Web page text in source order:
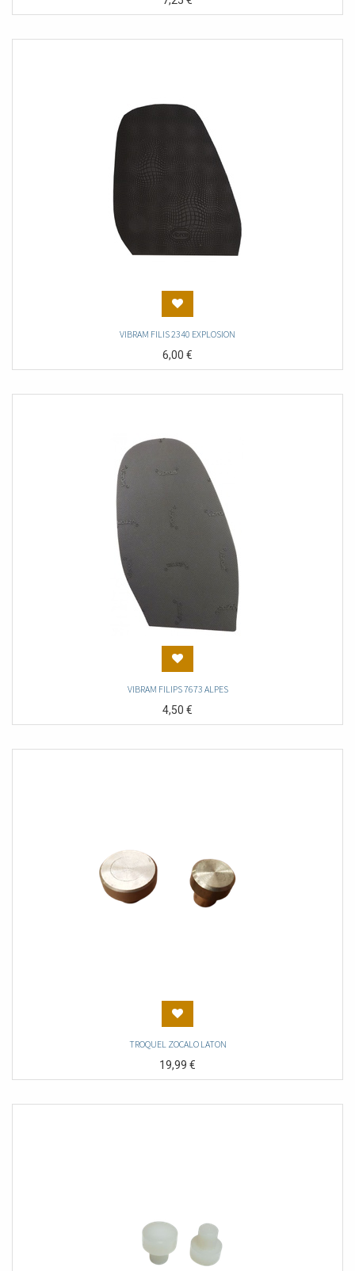
VIBRAM FILIS 2340 EXPLOSION
6,00€
VIBRAM FILIPS 7673 ALPES
4,50€
TROQUEL ZOCALO LATON
19,99€